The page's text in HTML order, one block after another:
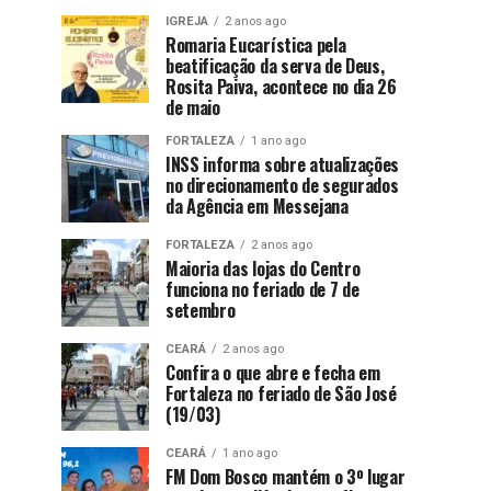
IGREJA 2 anos ago
Romaria Eucarística pela
beatificação da serva de Deus,
Rosita Paiva, acontece no dia 26
de maio
FORTALEZA 1 ano ago
INSS informa sobre atualizações
no direcionamento de segurados
da Agência em Messejana
FORTALEZA 2 anos ago
Maioria das lojas do Centro
funciona no feriado de 7 de
setembro
CEARÁ 2 anos ago
Confira o que abre e fecha em
Fortaleza no feriado de São José
(19/03)
CEARÁ 1 ano ago
FM Dom Bosco mantém o 3º lugar